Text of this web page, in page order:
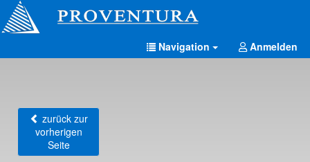
Navigation Anmelden
zurück zur
vorherigen
Seite